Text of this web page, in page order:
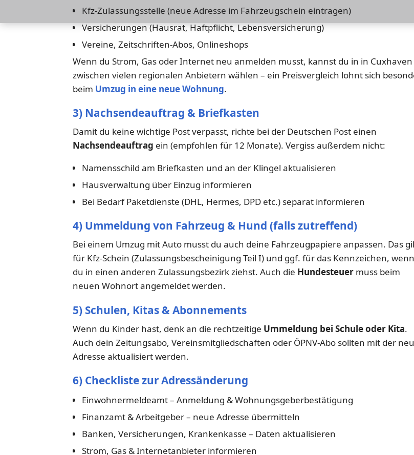
Kfz-Zulassungsstelle (neue Adresse im Fahrzeugschein eintragen)
Versicherungen (Hausrat, Haftpflicht, Lebensversicherung)
Vereine, Zeitschriften-Abos, Onlineshops
Wenn du Strom, Gas oder Internet neu anmelden musst, kannst du in in Cuxhaven
zwischen vielen regionalen Anbietern wählen – ein Preisvergleich lohnt sich
beim Umzug in eine neue Wohnung.
3) Nachsendeauftrag & Briefkasten
Damit du keine wichtige Post verpasst, richte bei der Deutschen Post einen
Nachsendeauftrag ein (empfohlen für 12 Monate). Vergiss außerdem nicht:
Namensschild am Briefkasten und an der Klingel aktualisieren
Hausverwaltung über Einzug informieren
Bei Bedarf Paketdienste (DHL, Hermes, DPD etc.) separat informieren
4) Ummeldung von Fahrzeug & Hund (falls zutreffend)
Bei einem Umzug mit Auto musst du auch deine Fahrzeugpapiere anpassen. Das
für Kfz-Schein (Zulassungsbescheinigung Teil I) und ggf. für das Kennzeichen, wenn
du in einen anderen Zulassungsbezirk ziehst. Auch die Hundesteuer muss beim
neuen Wohnort angemeldet werden.
5) Schulen, Kitas & Abonnements
Wenn du Kinder hast, denk an die rechtzeitige Ummeldung bei Schule oder Kita.
Auch dein Zeitungsabo, Vereinsmitgliedschaften oder ÖPNV-Abo sollten mit der
Adresse aktualisiert werden.
6) Checkliste zur Adressänderung
Einwohnermeldeamt – Anmeldung & Wohnungsgeberbestätigung
Finanzamt & Arbeitgeber – neue Adresse übermitteln
Banken, Versicherungen, Krankenkasse – Daten aktualisieren
Strom, Gas & Internetanbieter informieren